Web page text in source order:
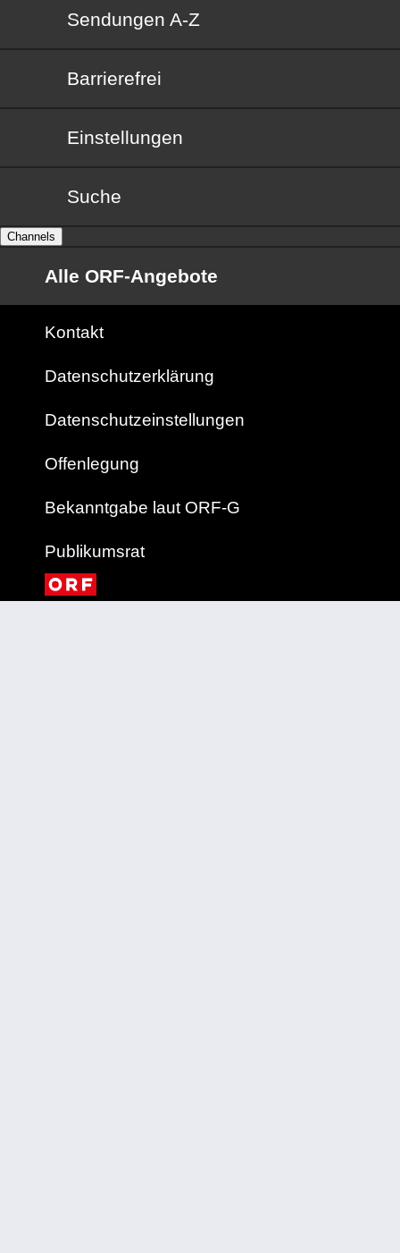
Sendungen von A bis Z
Sendungen A-Z
Barrierefrei
Barrierefrei
Einstellungen
Suche
Channels
Alle ORF-Angebote
Kontakt
Datenschutzerklärung
Datenschutzeinstellungen
Offenlegung
Bekanntgabe laut ORF-G
Publikumsrat